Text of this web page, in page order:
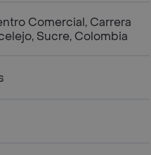
Comercial, Carrera
Sucre, Colombia